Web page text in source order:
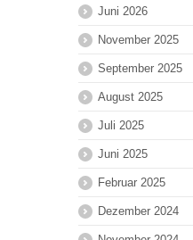
Juni 2026
November 2025
September 2025
August 2025
Juli 2025
Juni 2025
Februar 2025
Dezember 2024